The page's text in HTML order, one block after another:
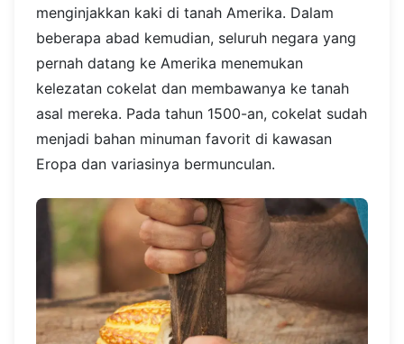
menginjakkan kaki di tanah Amerika. Dalam
beberapa abad kemudian, seluruh negara yang
pernah datang ke Amerika menemukan
kelezatan cokelat dan membawanya ke tanah
asal mereka. Pada tahun 1500-an, cokelat sudah
menjadi bahan minuman favorit di kawasan
Eropa dan variasinya bermunculan.